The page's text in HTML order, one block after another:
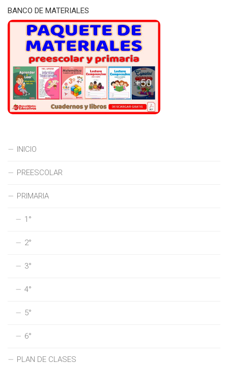
BANCO DE MATERIALES
INICIO
PREESCOLAR
PRIMARIA
1°
2°
3°
4°
5°
6°
PLAN DE CLASES